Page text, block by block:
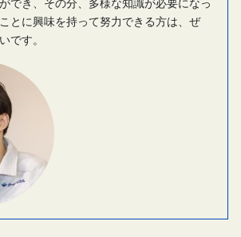
とに興味を持って努力できる方は、ぜ
です。